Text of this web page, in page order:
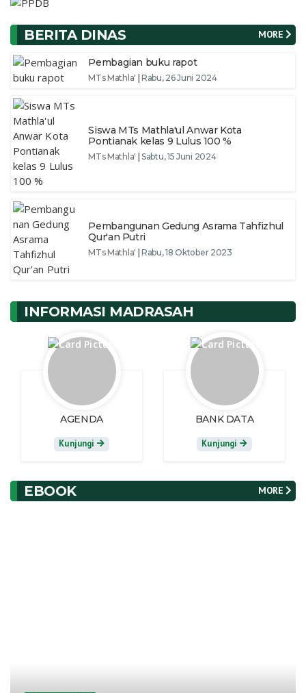
BERITA DINAS MORE
Pembagian buku rapot
MTs Mathla' |Rabu, 26 Juni 2024
Siswa MTs Mathla'ul Anwar Kota
Pontianak kelas 9 Lulus 100 %
MTs Mathla' |Sabtu, 15 Juni 2024
Pembangunan Gedung Asrama Tahfizhul
Qur'an Putri
MTs Mathla' |Rabu, 18 Oktober 2023
INFORMASI MADRASAH
AGENDA
Kunjungi
BANK DATA
Kunjungi
EBOOK MORE